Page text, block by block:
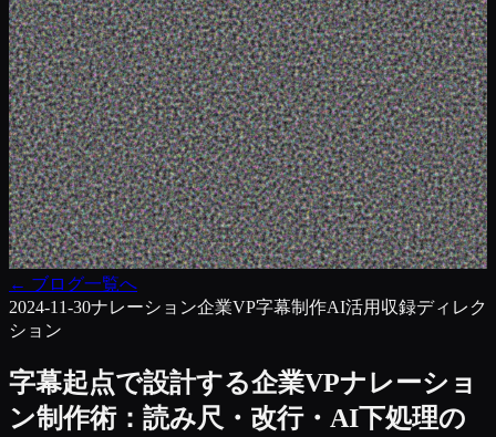
← ブログ一覧へ
2024-11-30ナレーション企業VP字幕制作AI活用 収録ディレク
ション
字幕起点で設計する企業VPナレーショ
ン制作術：読み尺・改行・AI下処理の